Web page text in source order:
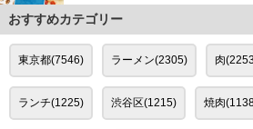
おすすめカテゴリー
東京都(7546) ラーメン(2305) 肉
ランチ(1225) 渋谷区(1215) 焼肉